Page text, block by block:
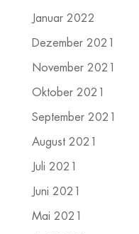
Januar 2022
Dezember 2021
November 2021
Oktober 2021
September 2021
August 2021
Juli 2021
Juni 2021
Mai 2021